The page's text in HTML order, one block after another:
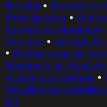
Houdini • Equipes de
Prototipagem •
Equipes de
Veículos • Artistas de
• Profissionais de
Designers de Produto
Artistas Conceituais •
Visualizacao
3D